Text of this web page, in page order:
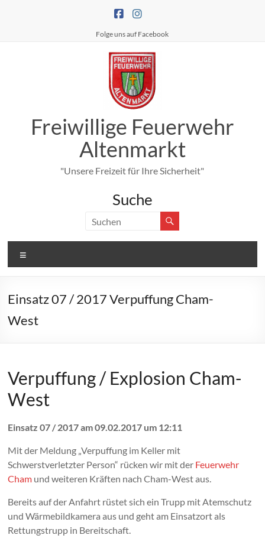
Folge uns auf Facebook
Freiwillige Feuerwehr
Altenmarkt
"Unsere Freizeit für Ihre Sicherheit"
Suche
Einsatz 07 / 2017 Verpuffung Cham-
West
Verpuffung / Explosion Cham-
West
Einsatz 07 / 2017 am 09.02.2017 um 12:11
Mit der Meldung „Verpuffung im Keller mit
Schwerstverletzter Person“ rücken wir mit der Feuerwehr
Cham und weiteren Kräften nach Cham-West aus.
Bereits auf der Anfahrt rüstet sich ein Trupp mit Atemschutz
und Wärmebildkamera aus und geht am Einsatzort als
Rettungstrupp in Bereitschaft.